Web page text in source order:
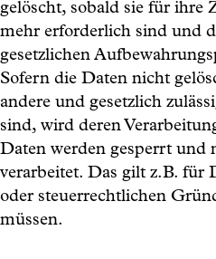
gelöscht, sobald sie für ihre
mehr erforderlich sind und
gesetzlichen
Sofern die Daten nicht
andere und gesetzlich
sind, wird deren
Daten werden gesperrt und
verarbeitet. Das gilt z.B. für
oder steuerrechtlichen
müssen.